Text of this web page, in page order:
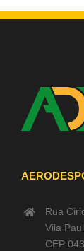
Rua
Vila
CEP